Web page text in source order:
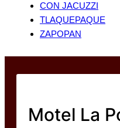
CON JACUZZI
TLAQUEPAQUE
ZAPOPAN
Motel La